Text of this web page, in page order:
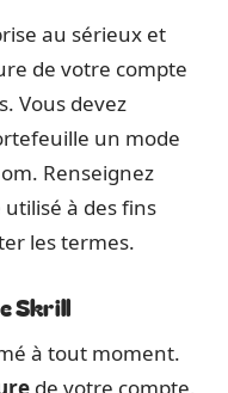
au sérieux et
de votre compte
Vous devez
un mode
Renseignez
à des fins
les termes.
Skrill
à tout moment.
de votre compte,